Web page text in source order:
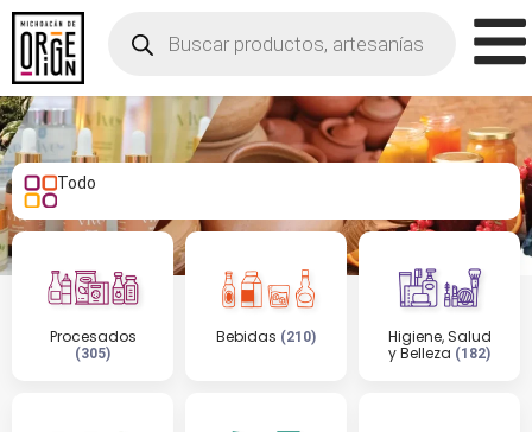
Todo
Procesados
(305)
Bebidas (210)
Higiene, Salud
y Belleza (182)